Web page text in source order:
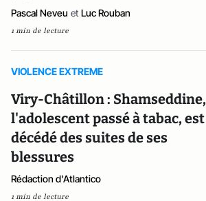
Pascal Neveu et Luc Rouban
1 min de lecture
VIOLENCE EXTREME
Viry-Châtillon : Shamseddine,
l'adolescent passé à tabac, est
décédé des suites de ses
blessures
Rédaction d'Atlantico
1 min de lecture